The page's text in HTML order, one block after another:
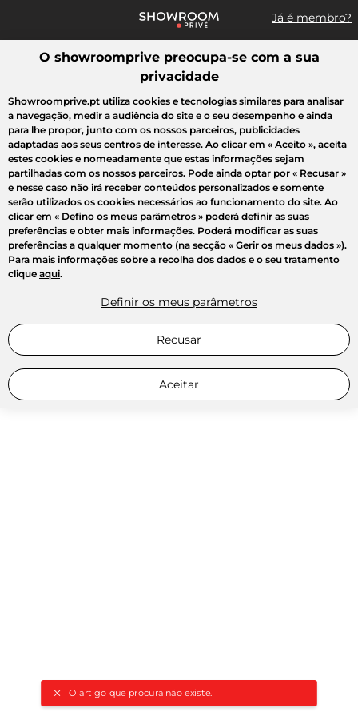
Já é membro?
Pesquisar uma marca, um artigo, uma venda...
O artigo que procura não existe.
Todas as vendas Moda Desporto Casa Criança Beleza
O showroomprive preocupa-se com a sua
privacidade
Showroomprive.pt utiliza cookies e tecnologias similares para analisar
a navegação, medir a audiência do site e o seu desempenho e ainda
para lhe propor, junto com os nossos parceiros, publicidades
adaptadas aos seus centros de interesse. Ao clicar em « Aceito », aceita
estes cookies e nomeadamente que estas informações sejam
partilhadas com os nossos parceiros. Pode ainda optar por « Recusar »
e nesse caso não irá receber conteúdos personalizados e somente
serão utilizados os cookies necessários ao funcionamento do site. Ao
clicar em « Defino os meus parâmetros » poderá definir as suas
preferências e obter mais informações. Poderá modificar as suas
preferências a qualquer momento (na secção « Gerir os meus dados »).
Para mais informações sobre a recolha dos dados e o seu tratamento
clique aqui.
Definir os meus parâmetros
Recusar
Aceitar